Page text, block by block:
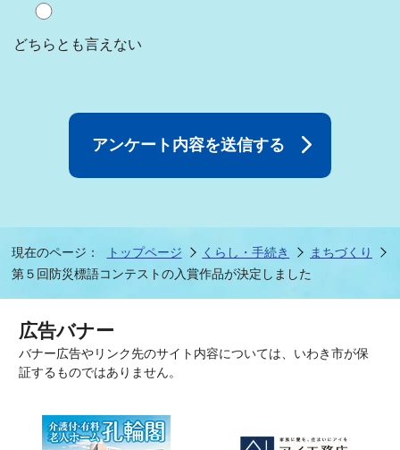
どちらとも言えない
現在のページ： トップページ くらし・手続き
まちづくり
第５回防災標語コンテストの入賞作品が決定しました
広告バナー
バナー広告やリンク先のサイト内容については、いわき市が保
証するものではありません。